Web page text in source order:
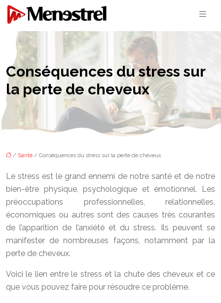
Conséquences du stress sur
la perte de cheveux
/ Santé / Conséquences du stress sur la perte de cheveux
Le stress est le grand ennemi de notre santé et de notre
bien-être physique, psychologique et émotionnel. Les
préoccupations professionnelles, relationnelles,
économiques ou autres sont des causes très courantes
de l’apparition de l’anxiété et du stress. Ils peuvent se
manifester de nombreuses façons, notamment par la
perte de cheveux.
Voici le lien entre le stress et la chute des cheveux et ce
que vous pouvez faire pour résoudre ce problème.